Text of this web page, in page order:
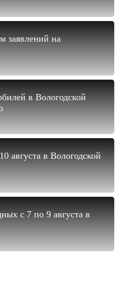
заявлений на
в Вологодской
августа в Вологодской
с 7 по 9 августа в